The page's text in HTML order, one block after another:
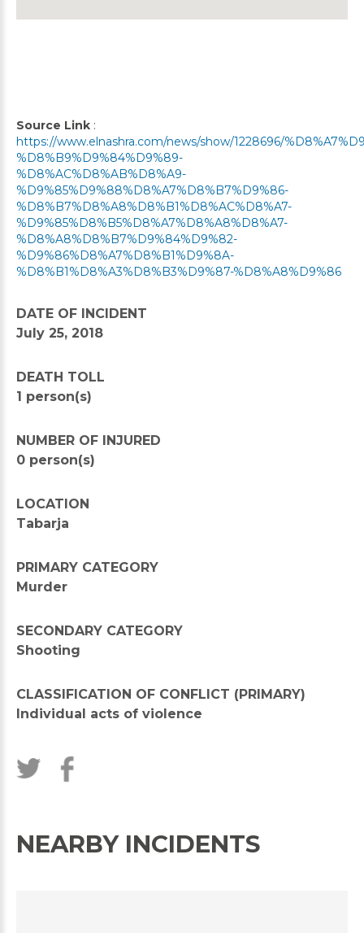
Source Link :
https://www.elnashra.com/news/show/1228696/
%D8%B9%D9%84%D9%89-
%D8%AC%D8%AB%D8%A9-
%D9%85%D9%88%D8%A7%D8%B7%D9%86-
%D8%B7%D8%A8%D8%B1%D8%AC%D8%A7-
%D9%85%D8%B5%D8%A7%D8%A8%D8%A7-
%D8%A8%D8%B7%D9%84%D9%82-
%D9%86%D8%A7%D8%B1%D9%8A-
%D8%B1%D8%A3%D8%B3%D9%87-%D8%A8%D9%86
DATE OF INCIDENT
July 25, 2018
DEATH TOLL
1 person(s)
NUMBER OF INJURED
0 person(s)
LOCATION
Tabarja
PRIMARY CATEGORY
Murder
SECONDARY CATEGORY
Shooting
CLASSIFICATION OF CONFLICT (PRIMARY)
Individual acts of violence
NEARBY INCIDENTS